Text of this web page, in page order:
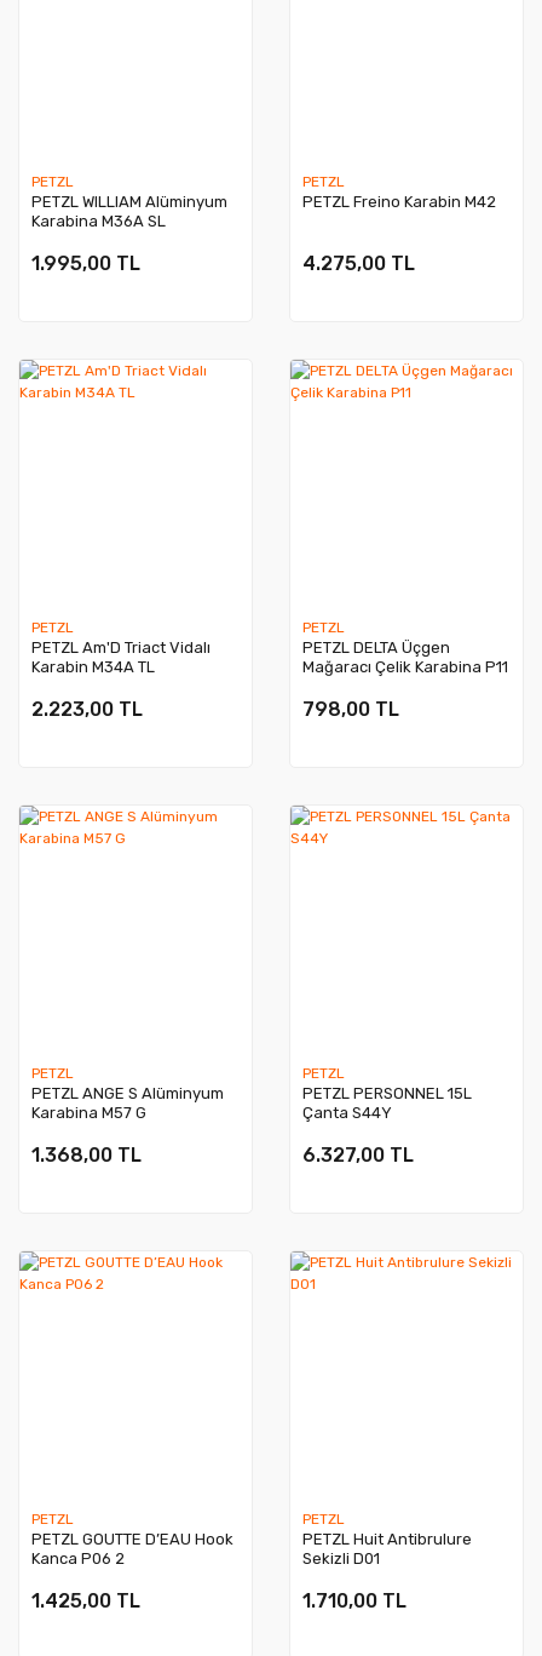
PETZL
PETZL WILLIAM Alüminyum
Karabina M36A SL
1.995,00 TL
PETZL
PETZL Freino Karabin M42
4.275,00 TL
PETZL
PETZL Am'D Triact Vidalı
Karabin M34A TL
2.223,00 TL
PETZL
PETZL DELTA Üçgen
Mağaracı Çelik Karabina P11
798,00 TL
PETZL
PETZL ANGE S Alüminyum
Karabina M57 G
1.368,00 TL
PETZL
PETZL PERSONNEL 15L
Çanta S44Y
6.327,00 TL
PETZL
PETZL GOUTTE D’EAU Hook
Kanca P06 2
1.425,00 TL
PETZL
PETZL Huit Antibrulure
Sekizli D01
1.710,00 TL